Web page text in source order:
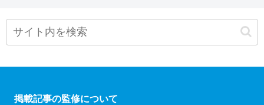
掲載記事の監修について